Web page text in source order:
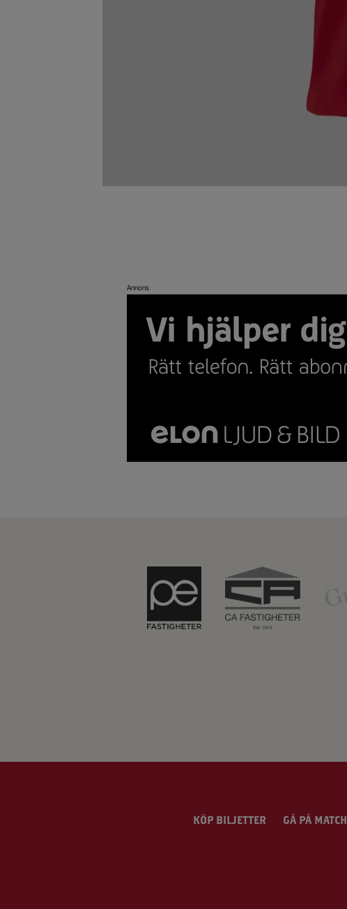
Annons
KÖP BILJETTER GÅ PÅ MATCH